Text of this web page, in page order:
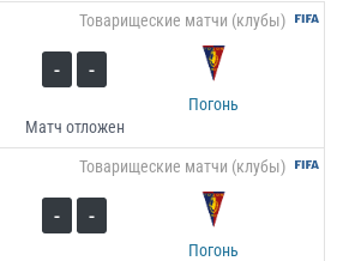
Товарищеские матчи (клубы)
- -
Погонь
Матч отложен
Товарищеские матчи (клубы)
- -
Погонь